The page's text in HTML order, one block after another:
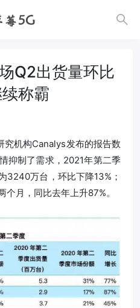
Q2出货量环比
称霸
究机构Canalys发布的报告数
抑制了需求，2021年第二季
3240万台，环比下降13%；
月，同比去年上升87%。